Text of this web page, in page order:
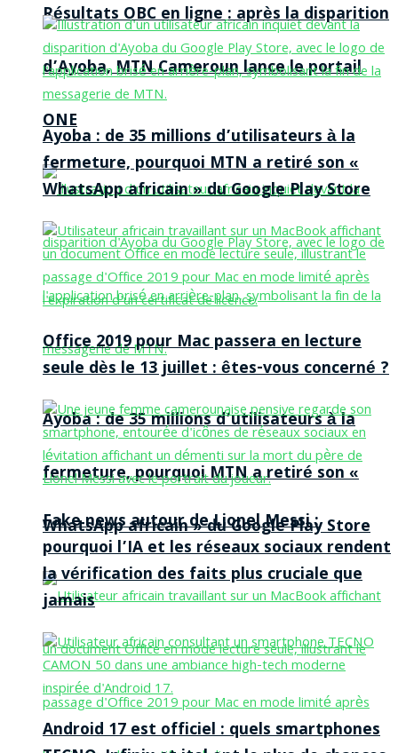
Résultats OBC en ligne : après la disparition
d’Ayoba, MTN Cameroun lance le portail
ONE
Ayoba : de 35 millions d’utilisateurs à la
fermeture, pourquoi MTN a retiré son «
WhatsApp africain » du Google Play Store
Ayoba : de 35 millions d’utilisateurs à la
fermeture, pourquoi MTN a retiré son «
WhatsApp africain » du Google Play Store
Office 2019 pour Mac passera en lecture
seule dès le 13 juillet : êtes-vous concerné ?
Fake news autour de Lionel Messi :
pourquoi l’IA et les réseaux sociaux rendent
la vérification des faits plus cruciale que
jamais
Android 17 est officiel : quels smartphones